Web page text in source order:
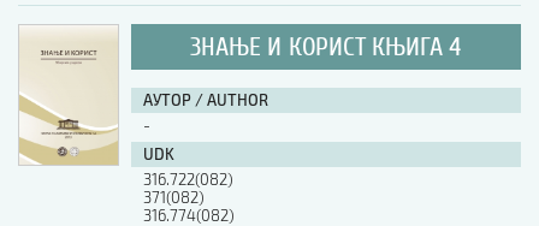
ЗНАЊЕ И КОРИСТ КЊИГА 4
АУТОР / AUTHOR
-
UDK
316.722(082)
371(082)
316.774(082)